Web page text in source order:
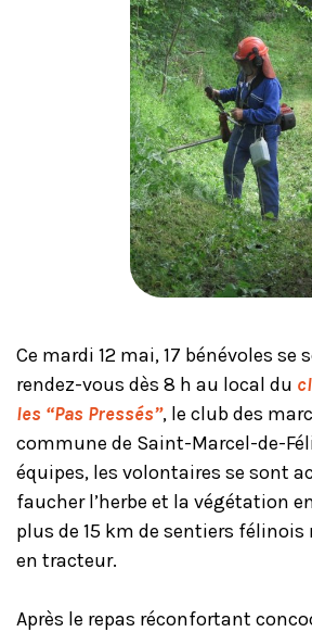
Ce mardi 12 mai, 17 bénévoles se
rendez-vous dès 8 h au local du
les “Pas Pressés”, le club des
commune de Saint-Marcel-de-
équipes, les volontaires se sont
faucher l’herbe et la végétation
plus de 15 km de sentiers félinois
en tracteur.
Après le repas réconfortant